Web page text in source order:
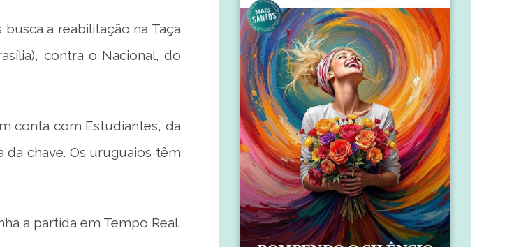
a reabilitação na Taça
contra o Nacional, do
conta com Estudiantes, da
da chave. Os uruguaios têm
a partida em Tempo Real.